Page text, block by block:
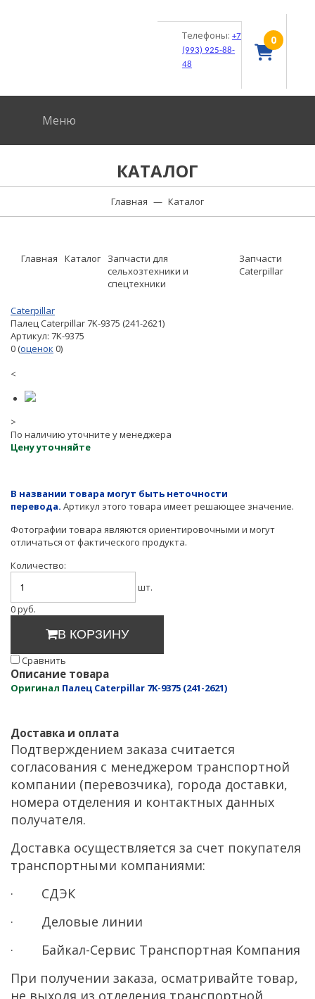
Телефоны: +7
(993) 925-88-
48
0
Меню
КАТАЛОГ
Главная — Каталог
Главная Каталог
Запчасти для
сельхозтехники и
спецтехники
Запчасти
Caterpillar
Caterpillar
Палец Caterpillar 7K-9375 (241-2621)
Артикул: 7K-9375
0 (оценок 0)
<
>
По наличию уточните у менеджера
Цену уточняйте
В названии товара могут быть неточности
перевода. Артикул этого товара имеет решающее значение.
Фотографии товара являются ориентировочными и могут
отличаться от фактического продукта.
Количество:
шт.
0руб.
В КОРЗИНУ
Cравнить
Описание товара
Оригинал Палец Caterpillar 7K-9375 (241-2621)
Доставка и оплата
Подтверждением заказа считается
согласования с менеджером транспортной
компании (перевозчика), города доставки,
номера отделения и контактных данных
получателя.
Доставка осуществляется за счет покупателя
транспортными компаниями:
· СДЭК
· Деловые линии
· Байкал-Сервис Транспортная Компания
При получении заказа, осматривайте товар,
не выходя из отделения транспортной